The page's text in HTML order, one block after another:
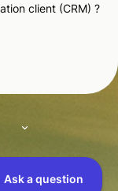
client (CRM) ?
Angleterre sous le